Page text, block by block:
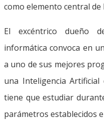
como elemento central de
El excéntrico dueño
informática convoca en
a uno de sus mejores
una Inteligencia
tiene que estudiar
parámetros establecidos